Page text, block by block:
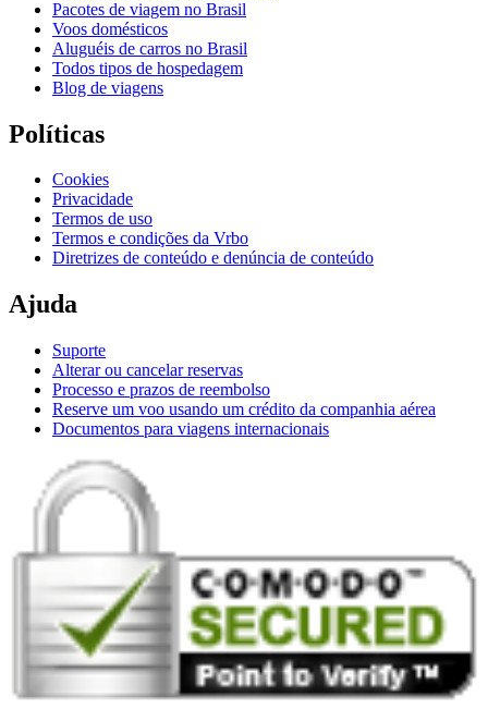
Pacotes de viagem no Brasil
Voos domésticos
Aluguéis de carros no Brasil
Todos tipos de hospedagem
Blog de viagens
Políticas
Cookies
Privacidade
Termos de uso
Termos e condições da Vrbo
Diretrizes de conteúdo e denúncia de conteúdo
Ajuda
Suporte
Alterar ou cancelar reservas
Processo e prazos de reembolso
Reserve um voo usando um crédito da companhia aérea
Documentos para viagens internacionais